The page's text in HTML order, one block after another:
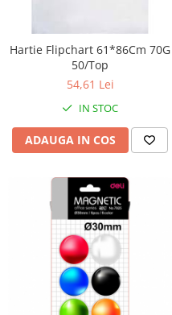
Suporturi pentru accesorii
Suporturi pentru documente
Tavite pentru Documente
Tusuri si tusiere
Hartie igienica
Odorizante
Produse din hartie
Prosoape din hartie
Sapunuri si dezinfectanti
Uz universal
Hartie Flipchart 61*86Cm 70G
50/Top
54,61 Lei
IN STOC
ADAUGA IN COS